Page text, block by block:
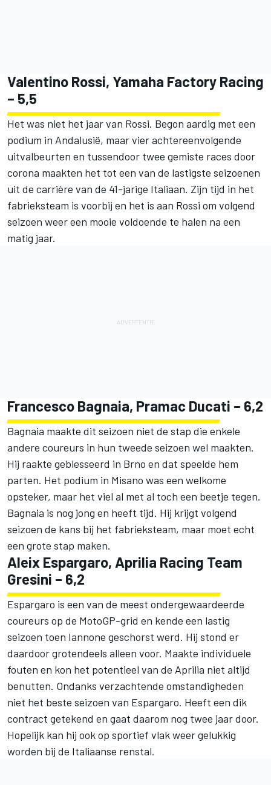
Valentino Rossi, Yamaha Factory Racing
– 5,5
Het was niet het jaar van Rossi. Begon aardig met een
podium in Andalusië, maar vier achtereenvolgende
uitvalbeurten en tussendoor twee gemiste races door
corona maakten het tot een van de lastigste seizoenen
uit de carrière van de 41-jarige Italiaan. Zijn tijd in het
fabrieksteam is voorbij en het is aan Rossi om volgend
seizoen weer een mooie voldoende te halen na een
matig jaar.
Francesco Bagnaia, Pramac Ducati – 6,2
Bagnaia maakte dit seizoen niet de stap die enkele
andere coureurs in hun tweede seizoen wel maakten.
Hij raakte geblesseerd in Brno en dat speelde hem
parten. Het podium in Misano was een welkome
opsteker, maar het viel al met al toch een beetje tegen.
Bagnaia is nog jong en heeft tijd. Hij krijgt volgend
seizoen de kans bij het fabrieksteam, maar moet echt
een grote stap maken.
Aleix Espargaro, Aprilia Racing Team
Gresini – 6,2
Espargaro is een van de meest ondergewaardeerde
coureurs op de MotoGP-grid en kende een lastig
seizoen toen Iannone geschorst werd. Hij stond er
daardoor grotendeels alleen voor. Maakte individuele
fouten en kon het potentieel van de Aprilia niet altijd
benutten. Ondanks verzachtende omstandigheden
niet het beste seizoen van Espargaro. Heeft een dik
contract getekend en gaat daarom nog twee jaar door.
Hopelijk kan hij ook op sportief vlak weer gelukkig
worden bij de Italiaanse renstal.